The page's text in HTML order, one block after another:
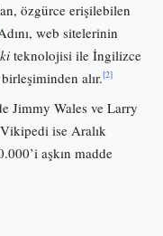
özgürce erişilebilen
web sitelerinin
teknolojisi ile İngilizce
alır.[2]
Jimmy Wales ve Larry
Vikipedi ise Aralık
aşkın madde